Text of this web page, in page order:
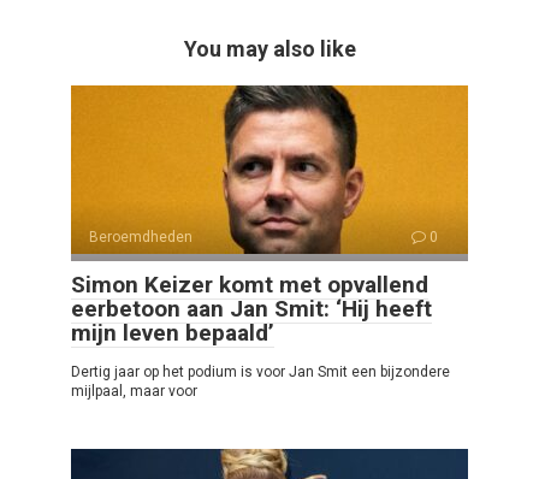
You may also like
Beroemdheden 0
Simon Keizer komt met opvallend
eerbetoon aan Jan Smit: ‘Hij heeft
mijn leven bepaald’
Dertig jaar op het podium is voor Jan Smit een bijzondere
mijlpaal, maar voor